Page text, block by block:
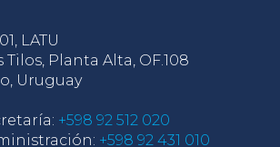
LATU
Tilos, Planta Alta, OF.108
Uruguay
+598 92 512 020
+598 92 431 010